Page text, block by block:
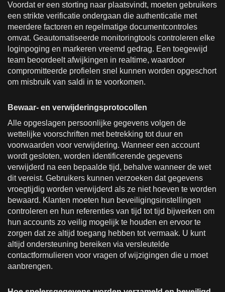
Voordat er een storting naar plaatsvindt, moeten gebruikers
een strikte verificatie ondergaan die authenticatie met
meerdere factoren en regelmatige documentcontroles
omvat. Geautomatiseerde monitoringtools controleren elke
loginpoging en markeren vreemd gedrag. Een toegewijd
team beoordeelt afwijkingen in realtime, waardoor
compromitteerde profielen snel kunnen worden opgeschort
om misbruik van saldi in te voorkomen.
Bewaar- en verwijderingsprotocollen
Alle opgeslagen persoonlijke gegevens volgen de
wettelijke voorschriften met betrekking tot duur en
voorwaarden voor verwijdering. Wanneer een account
wordt gesloten, worden identificerende gegevens
verwijderd na een bepaalde tijd, behalve wanneer de wet
dit vereist. Gebruikers kunnen verzoeken dat gegevens
vroegtijdig worden verwijderd als ze niet hoeven te worden
bewaard. Klanten moeten hun beveiligingsinstellingen
controleren en hun referenties van tijd tot tijd bijwerken om
hun accounts zo veilig mogelijk te houden en ervoor te
zorgen dat ze altijd toegang hebben tot vermaak. U kunt
altijd ondersteuning bereiken via versleutelde
contactformulieren voor vragen of wijzigingen die u moet
aanbrengen.